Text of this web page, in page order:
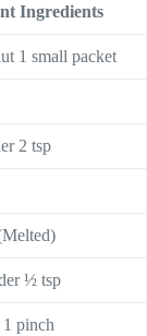
Ingredients
1 small packet
2 tsp
½ tsp
pinch